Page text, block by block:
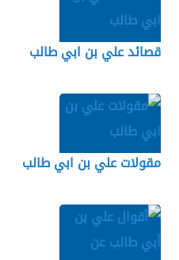
قصائد علي بن ابي طالب
مقولات علي بن ابي طالب